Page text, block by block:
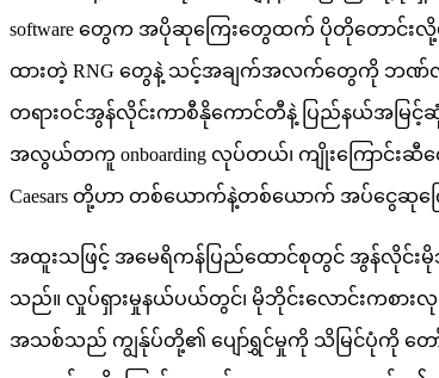
software တွေက အပိုဆုကြေးတွေထက် ပိုတိုတောင်းလို့
ထားတဲ့ RNG တွေနဲ့ သင့်အချက်အလက်တွေကို ဘဏ်လုပ်င
တရားဝင်အွန်လိုင်းကာစီနိုကောင်တီနဲ့ ပြည်နယ်အမြင့်ဆုံ
အလွယ်တကူ onboarding လုပ်တယ်၊ ကျိုးကြောင်းဆီ
Caesars တို့ဟာ တစ်ယောက်နဲ့တစ်ယောက် အပ်ငွေဆု
အထူးသဖြင့် အမေရိကန်ပြည်ထောင်စုတွင် အွန်လိုင်းမိုဘိုင်
သည်။ လှုပ်ရှားမှုနယ်ပယ်တွင်၊ မိုဘိုင်းလောင်းကစားလုပ်
အသစ်သည် ကျွန်ုပ်တို့၏ ပျော်ရွှင်မှုကို သိမြင်ပုံကို တော်